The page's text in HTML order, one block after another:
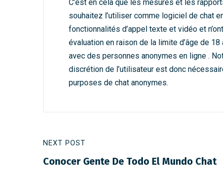
C’est en cela que les mesures et les
souhaitez l’utiliser comme logiciel de chat
fonctionnalités d’appel texte et vidéo et
évaluation en raison de la limite d’âge de
avec des personnes anonymes en ligne .
discrétion de l’utilisateur est donc
purposes de chat anonymes.
NEXT POST
Conocer Gente De Todo El Mundo Chat